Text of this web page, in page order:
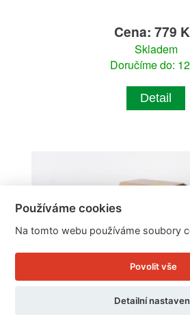
Cena: 779
Skladem
Doručíme do:
Detail
Používáme cookies
Na tomto webu používáme soubory
Povolit vše
Detailní